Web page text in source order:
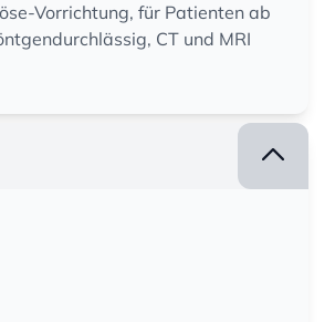
Vorrichtung, für Patienten ab
CT und MRI